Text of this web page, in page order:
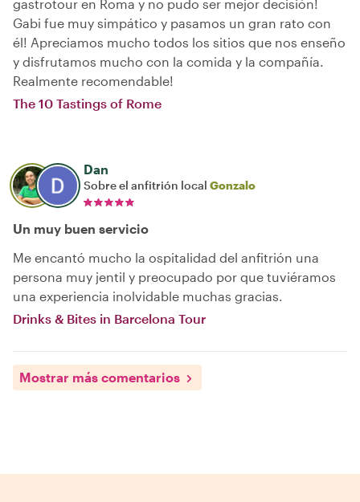
gastrotour en Roma y no pudo ser mejor decisión!
Gabi fue muy simpático y pasamos un gran rato con
él! Apreciamos mucho todos los sitios que nos enseño
y disfrutamos mucho con la comida y la compañía.
Realmente recomendable!
The 10 Tastings of Rome
Dan
Sobre el anfitrión local Gonzalo
Un muy buen servicio
Me encantó mucho la ospitalidad del anfitrión una
persona muy jentil y preocupado por que tuviéramos
una experiencia inolvidable muchas gracias.
Drinks & Bites in Barcelona Tour
Mostrar más comentarios